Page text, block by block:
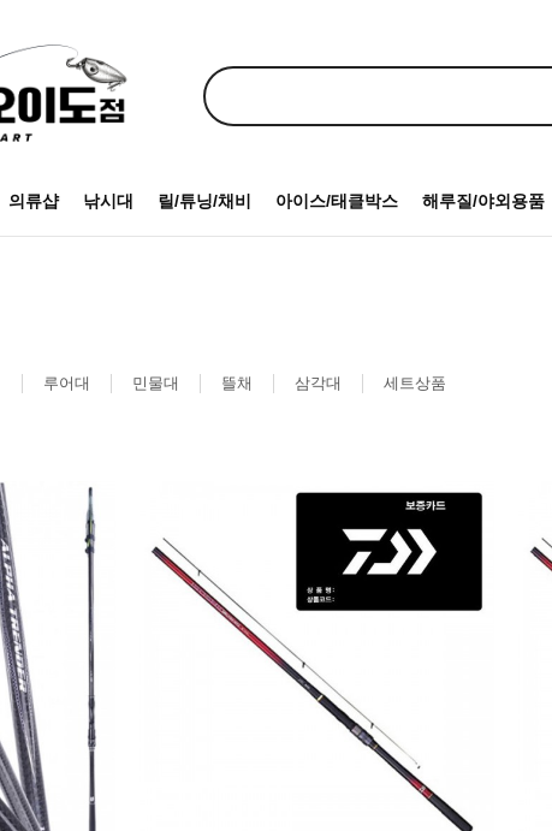
의류샵 낚시대 릴/튜닝/채비 아이스/태클박스 해루질/야외용품
루어대 민물대 뜰채 삼각대 세트상품